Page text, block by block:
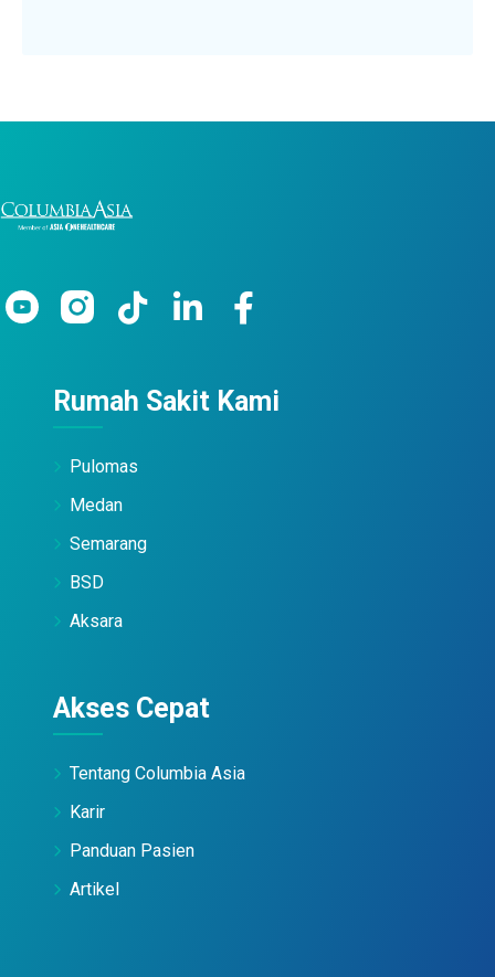
Rumah Sakit Kami
Pulomas
Medan
Semarang
BSD
Aksara
Akses Cepat
Tentang Columbia Asia
Karir
Panduan Pasien
Artikel